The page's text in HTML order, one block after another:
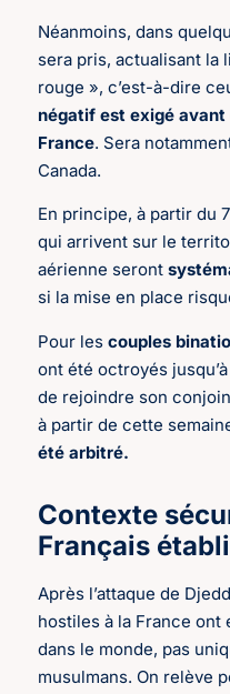
Néanmoins, dans
sera pris, actualisant la
rouge », c’est-à-dire
négatif est exigé avant
France. Sera
Canada.
En principe, à partir du
qui arrivent sur le
aérienne seront
si la mise en place
Pour lescouples
ont été octroyés
de rejoindre son
à partir de cette
été arbitré.
Contexte
Français
Après l’attaque de
hostiles à la France
dans le monde, pas
musulmans. On relève